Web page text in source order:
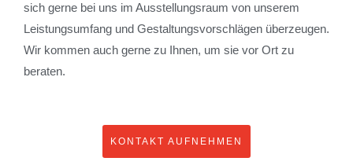
sich gerne bei uns im Ausstellungsraum von unserem
Leistungsumfang und Gestaltungsvorschlägen überzeugen.
Wir kommen auch gerne zu Ihnen, um sie vor Ort zu
beraten.
KONTAKT AUFNEHMEN